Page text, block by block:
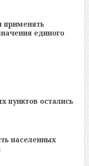
применять
единого
пунктов остались
населенных